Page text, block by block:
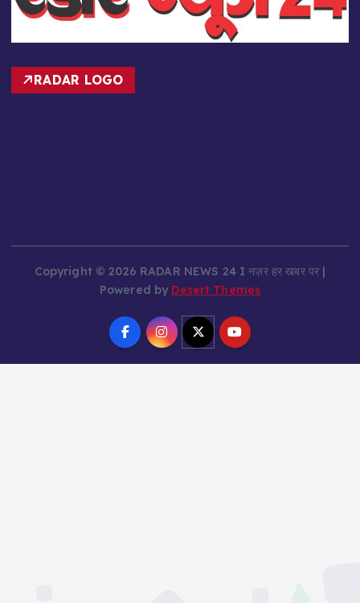
RADAR LOGO
Copyright © 2026 RADAR NEWS 24 I नज़र हर खबर पर |
Powered by Desert Themes